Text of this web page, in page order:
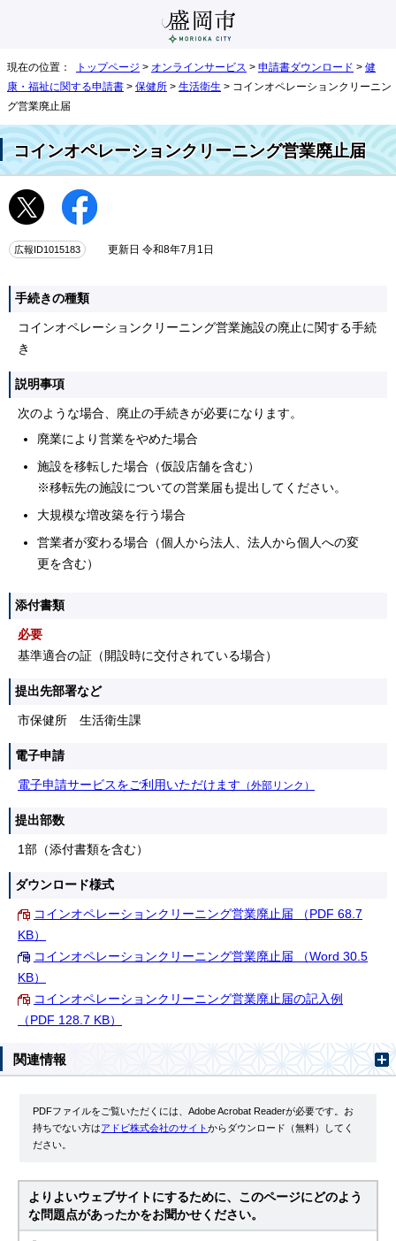
現在の位置： トップページ > オンラインサービス > 申請書ダウンロード > 健
康・福祉に関する申請書 > 保健所 > 生活衛生 > コインオペレーションクリーニン
グ営業廃止届
コインオペレーションクリーニング営業廃止届
広報ID1015183 更新日 令和8年7月1日
手続きの種類
コインオペレーションクリーニング営業施設の廃止に関する手続
き
説明事項
次のような場合、廃止の手続きが必要になります。
廃業により営業をやめた場合
施設を移転した場合（仮設店舗を含む）
※移転先の施設についての営業届も提出してください。
大規模な増改築を行う場合
営業者が変わる場合（個人から法人、法人から個人への変
更を含む）
添付書類
必要
基準適合の証（開設時に交付されている場合）
提出先部署など
市保健所 生活衛生課
電子申請
電子申請サービスをご利用いただけます （外部リンク）
提出部数
1部（添付書類を含む）
ダウンロード様式
コインオペレーションクリーニング営業廃止届 （PDF 68.7
KB）
コインオペレーションクリーニング営業廃止届 （Word 30.5
KB）
コインオペレーションクリーニング営業廃止届の記入例
（PDF 128.7 KB）
関連情報
PDFファイルをご覧いただくには、Adobe Acrobat Readerが必要です。お
持ちでない方はアドビ株式会社のサイトからダウンロード（無料）してく
ださい。
よりよいウェブサイトにするために、このページにどのよう
な問題点があったかをお聞かせください。